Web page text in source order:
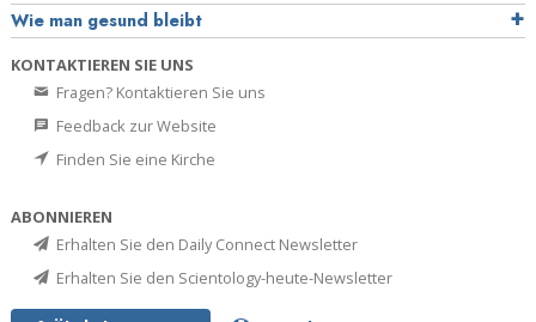
Wie man gesund bleibt
KONTAKTIEREN SIE UNS
Fragen? Kontaktieren Sie uns
Feedback zur Website
Finden Sie eine Kirche
ABONNIEREN
Erhalten Sie den Daily Connect Newsletter
Erhalten Sie den Scientology-heute-Newsletter